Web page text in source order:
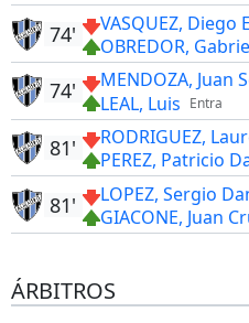
VASQUEZ, Diego
OBREDOR,
74'
MENDOZA, Juan
Entra
LEAL, Luis
74'
RODRIGUEZ,
PEREZ, Patricio
81'
LOPEZ, Sergio
GIACONE, Juan
81'
ÁRBITROS